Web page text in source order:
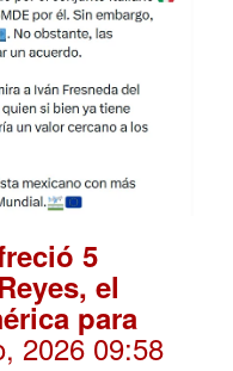
5
el
para
2026 09:58